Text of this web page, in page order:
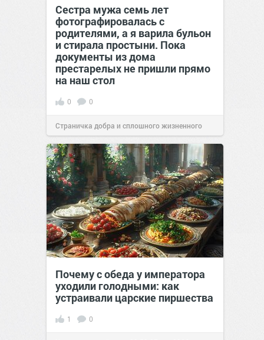
Сестра мужа семь лет
фотографировалась с
родителями, а я варила бульон
и стирала простыни. Пока
документы из дома
престарелых не пришли прямо
на наш стол
0 0
Страничка добра и сплошного жизненного
позитива!00:2907 авг 2026
Почему с обеда у императора
уходили голодными: как
устраивали царские пиршества
1 0